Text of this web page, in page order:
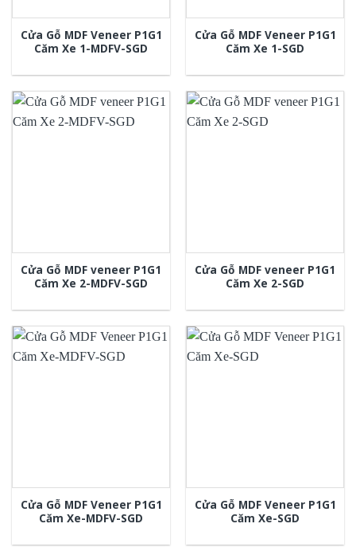
Cửa Gỗ MDF Veneer P1G1
Căm Xe 1-MDFV-SGD
Cửa Gỗ MDF Veneer P1G1
Căm Xe 1-SGD
Cửa Gỗ MDF veneer P1G1
Căm Xe 2-MDFV-SGD
Cửa Gỗ MDF veneer P1G1
Căm Xe 2-SGD
Cửa Gỗ MDF Veneer P1G1
Căm Xe-MDFV-SGD
Cửa Gỗ MDF Veneer P1G1
Căm Xe-SGD